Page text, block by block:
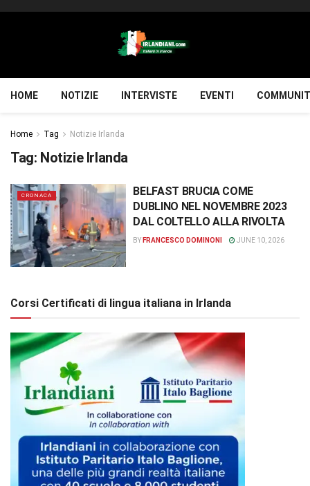
HOME NOTIZIE INTERVISTE EVENTI
Home Tag Notizie Irlanda
Tag: Notizie Irlanda
CRONACA
BELFAST BRUCIA COME
DUBLINO NEL NOVEMBRE 2023
DAL COLTELLO ALLA RIVOLTA
BY FRANCESCO DOMINONI JUNE 10, 2026
Corsi Certificati di lingua italiana in Irlanda